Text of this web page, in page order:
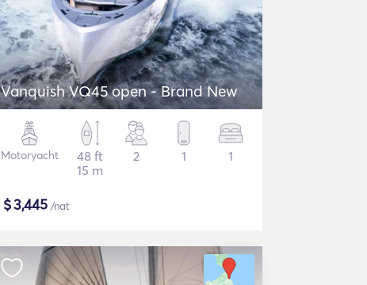
Vanquish VQ45 open - Brand New
Motoryacht
48 ft
15 m
2 1 1
$3,445 /nat